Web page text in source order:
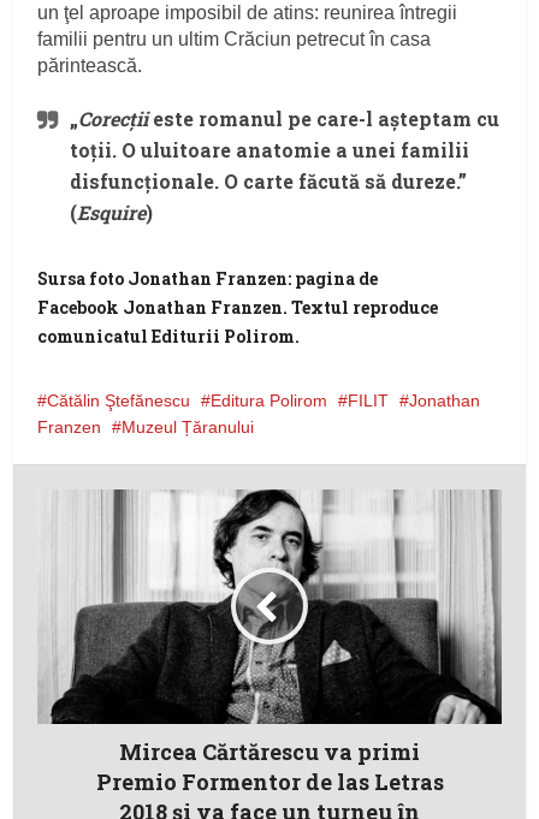
un ţel aproape imposibil de atins: reunirea întregii
familii pentru un ultim Crăciun petrecut în casa
părintească.
„Corecţiieste romanul pe care-l aşteptam cu
toţii. O uluitoare anatomie a unei familii
disfuncţionale. O carte făcută să dureze.”
(Esquire)
Sursa foto Jonathan Franzen: pagina de
Facebook Jonathan Franzen. Textul reproduce
comunicatul Editurii Polirom.
Cătălin Ştefănescu Editura Polirom FILIT
Jonathan
Franzen
Muzeul Țăranului
Mircea Cărtărescu va primi
Premio Formentor de las Letras
2018 și va face un turneu în